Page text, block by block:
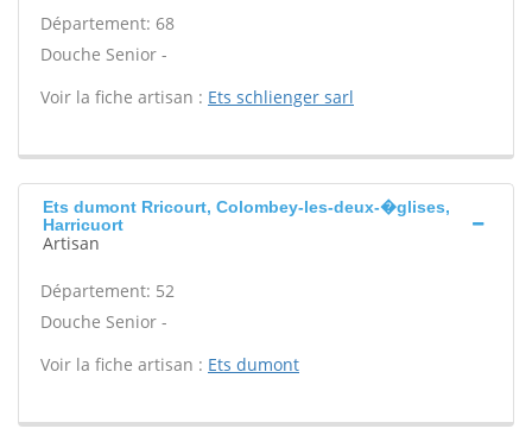
Département: 68
Douche Senior -
Voir la fiche artisan : Ets schlienger sarl
Ets dumont Rricourt, Colombey-les-deux-�glises,
Harricuort
Artisan
Département: 52
Douche Senior -
Voir la fiche artisan : Ets dumont